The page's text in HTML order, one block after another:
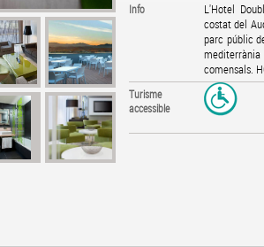
Info
L'Hotel
costat del
parc públic
comensals.
Turisme
accessible